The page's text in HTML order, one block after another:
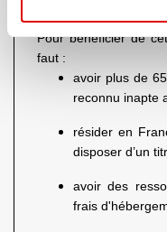
Pour bénéficier de
faut :
avoir plus de
reconnu inapte
résider en
disposer d’un
avoir des
frais